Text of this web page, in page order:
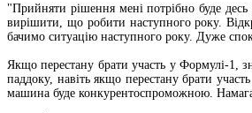
"Прийняти рішення мені потрібно буде
вирішити, що робити наступного року.
бачимо ситуацію наступного року. Дуже
Якщо перестану брати участь у Формулі-1,
паддоку, навіть якщо перестану брати
машина буде конкурентоспроможною.